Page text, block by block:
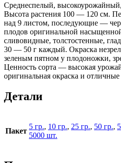
Среднеспелый,
Высота растения 100 — 120 см.
над 9 листом, последующие —
плодов оригинальной
сливовидные, толстостенные,
30 — 50 г каждый. Окраска
зеленым пятном у плодоножки,
Ценность сорта — высокая
оригинальная окраска и
Детали
Пакет
5 гр., 10 гр., 25 гр., 50 гр.,
5000 шт.